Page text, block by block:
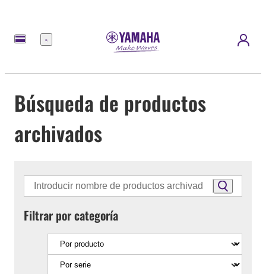
Menú
Búsqueda de productos
archivados
Filtrar por categoría